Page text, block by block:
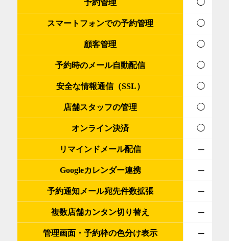
予約管理 ◯
スマートフォンでの予約管理 ◯
顧客管理 ◯
予約時のメール自動配信 ◯
安全な情報通信（SSL） ◯
店舗スタッフの管理 ◯
オンライン決済 ◯
リマインドメール配信 ─
Googleカレンダー連携 ─
予約通知メール宛先件数拡張 ─
複数店舗カンタン切り替え ─
管理画面・予約枠の色分け表示 ─